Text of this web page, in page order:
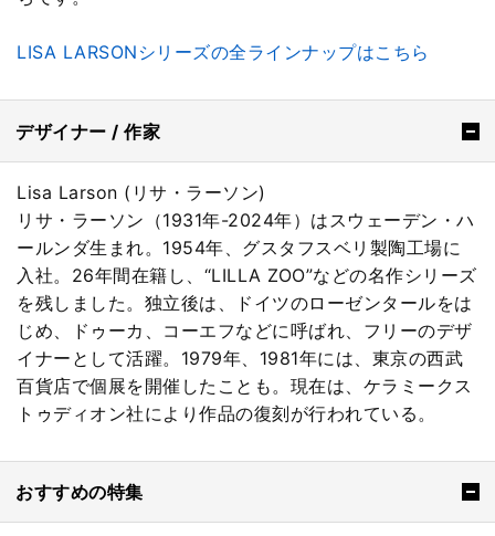
LISA LARSONシリーズの全ラインナップはこちら
デザイナー / 作家
Lisa Larson (リサ・ラーソン)
リサ・ラーソン（1931年-2024年）はスウェーデン・ハ
ールンダ生まれ。1954年、グスタフスベリ製陶工場に
入社。26年間在籍し、“LILLA ZOO”などの名作シリーズ
を残しました。独立後は、ドイツのローゼンタールをは
じめ、ドゥーカ、コーエフなどに呼ばれ、フリーのデザ
イナーとして活躍。1979年、1981年には、東京の西武
百貨店で個展を開催したことも。現在は、ケラミークス
トゥディオン社により作品の復刻が行われている。
おすすめの特集